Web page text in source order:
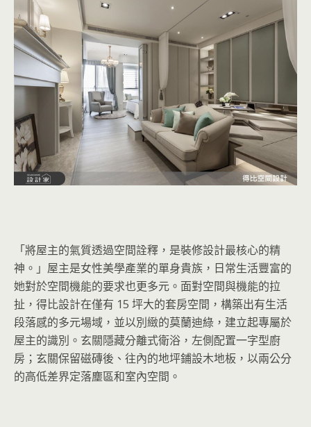
「將屋主的氣質透過空間詮釋，是裝修設計最核心的精
神。」屋主是女性美學產業的單身貴族，日常生活豐富的
她對於空間機能的要求也更多元。面對空間與機能的拉
扯，得比設計在僅有 15 坪大的套房空間，構築出有生活
段落感的多元場域，並以別緻的莫蘭迪綠，建立起專屬於
屋主的識別。玄關隱藏分離式衛浴，左側配置一字型廚
房；玄關保留磁磚後、往內的地坪鋪設木地板，以兩公分
的高低差界定落塵區和室內空間。